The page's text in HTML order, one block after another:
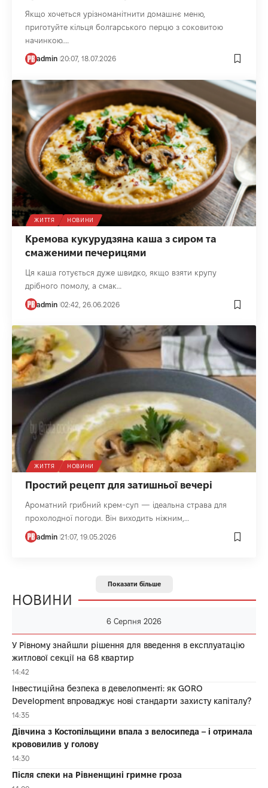
Якщо хочеться урізноманітнити домашнє меню,
приготуйте кільця болгарського перцю з соковитою
начинкою.…
admin 20:07, 18.07.2026
ЖИТТЯ НОВИНИ
Кремова кукурудзяна каша з сиром та
смаженими печерицями
Ця каша готується дуже швидко, якщо взяти крупу
дрібного помолу, а смак…
admin 02:42, 26.06.2026
ЖИТТЯ НОВИНИ
Простий рецепт для затишньої вечері
Ароматний грибний крем-суп — ідеальна страва для
прохолодної погоди. Він виходить ніжним,…
admin 21:07, 19.05.2026
Показати більше
НОВИНИ
6 Серпня 2026
У Рівному знайшли рішення для введення в експлуатацію
житлової секції на 68 квартир
14:42
Інвестиційна безпека в девелопменті: як GORO
Development впроваджує нові стандарти захисту капіталу?
14:35
Дівчина з Костопільщини впала з велосипеда – і отримала
крововилив у голову
14:30
Після спеки на Рівненщині гримне гроза